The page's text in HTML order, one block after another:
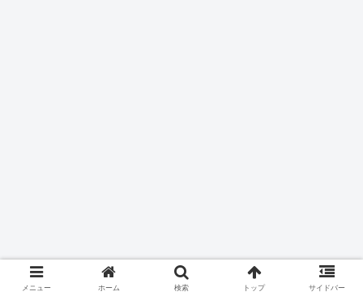
メニュー ホーム 検索 トップ サイドバー